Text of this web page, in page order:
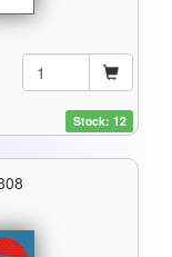
Stock: 12